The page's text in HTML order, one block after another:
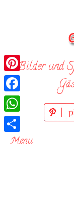
Bilder und
Menu
Pinterest
Facebook
WhatsApp
Teilen